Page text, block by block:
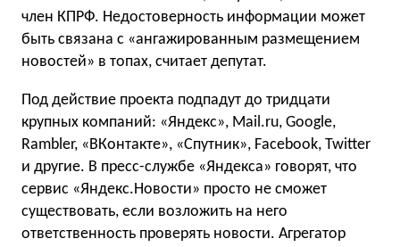
член КПРФ. Недостоверность информации может
быть связана с «ангажированным размещением
новостей» в топах, считает депутат.
Под действие проекта подпадут до тридцати
крупных компаний: «Яндекс», Mail.ru, Google,
Rambler, «ВКонтакте», «Спутник», Facebook, Twitter
и другие. В пресс-службе «Яндекса» говорят, что
сервис «Яндекс.Новости» просто не сможет
существовать, если возложить на него
ответственность проверять новости. Агрегатор